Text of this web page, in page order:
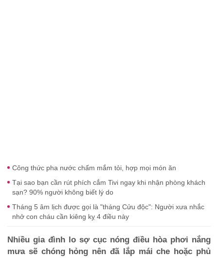
Công thức pha nước chấm mắm tỏi, hợp mọi món ăn
Tại sao bạn cần rút phích cắm Tivi ngay khi nhận phòng khách
sạn? 90% người không biết lý do
Tháng 5 âm lịch được gọi là "tháng Cửu độc": Người xưa nhắc
nhở con cháu cần kiêng kỵ 4 điều này
Nhiều gia đình lo sợ cục nóng điều hòa phơi nắng
mưa sẽ chóng hỏng nên đã lắp mái che hoặc phủ